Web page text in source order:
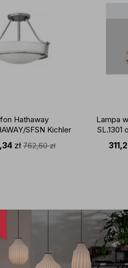
Hathaway
SFSN Kichler
oprawa w kolorze
niklu
zł 762,60zł
Lampa
SL.1301
czerni